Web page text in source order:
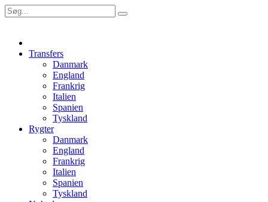
Transfers
Danmark
England
Frankrig
Italien
Spanien
Tyskland
Rygter
Danmark
England
Frankrig
Italien
Spanien
Tyskland